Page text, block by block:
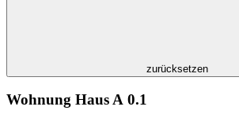
zurücksetzen
Wohnung Haus A 0.1